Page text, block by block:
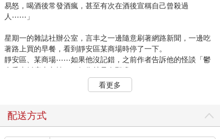
易怒，喝酒後常發酒瘋，甚至有次在酒後宣稱自己曾殺過
人⋯⋯」
星期一的雜誌社辦公室，言丰之一邊隨意刷著網路新聞，一邊吃
著路上買的早餐，看到靜安區某商場時停了一下。
靜安區、某商場⋯⋯如果他沒記錯，之前作者告訴他的怪談「鬱
金香大飯店十九樓」，好像就是在那邊？
這念頭剛滑過，電腦螢幕右下角的聊天軟體跳出有新訊息的通
點開聊天視窗，出乎意料裡面是一串又一串⋯⋯佔據長長版面的
看更多
配送方式